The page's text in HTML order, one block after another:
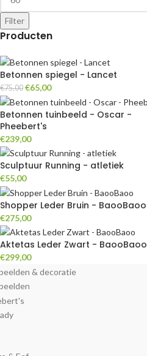
Filter
Producten
Betonnen spiegel - Lancet
€75,00 €65,00
Betonnen tuinbeeld - Oscar -
Pheebert's
€239,00
Sculptuur Running - atletiek
€55,00
Shopper Leder Bruin - BaooBaoo
€275,00
Aktetas Leder Zwart - BaooBaoo
€299,00